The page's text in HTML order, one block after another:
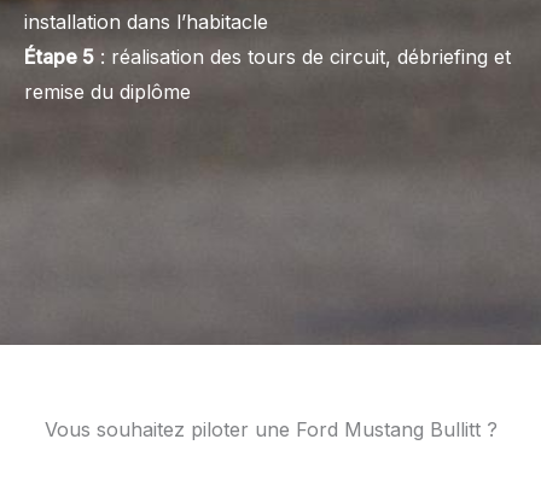
installation dans l’habitacle
Étape 5 : réalisation des tours de circuit, débriefing et
remise du diplôme
Vous souhaitez piloter une Ford Mustang Bullitt ?